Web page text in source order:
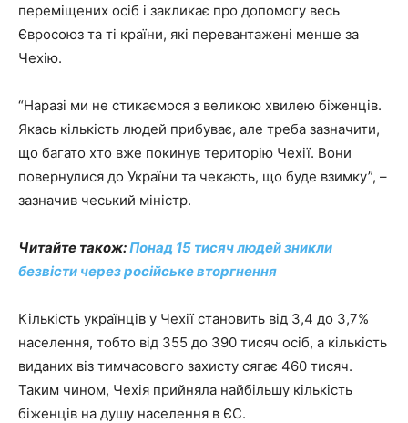
переміщених осіб і закликає про допомогу весь
Євросоюз та ті країни, які перевантажені менше за
Чехію.
“Наразі ми не стикаємося з великою хвилею біженців.
Якась кількість людей прибуває, але треба зазначити,
що багато хто вже покинув територію Чехії. Вони
повернулися до України та чекають, що буде взимку”, –
зазначив чеський міністр.
Читайте також:Понад 15 тисяч людей зникли
безвісти через російське вторгнення
Кількість українців у Чехії становить від 3,4 до 3,7%
населення, тобто від 355 до 390 тисяч осіб, а кількість
виданих віз тимчасового захисту сягає 460 тисяч.
Таким чином, Чехія прийняла найбільшу кількість
біженців на душу населення в ЄС.